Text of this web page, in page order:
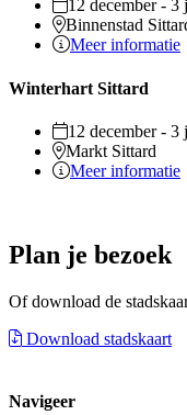
12 december - 3
Binnenstad
Meer informatie
Winterhart Sittard
12 december - 3
Markt Sittard
Meer informatie
Plan je bezoek
Of download de
Download stadskaart
Navigeer